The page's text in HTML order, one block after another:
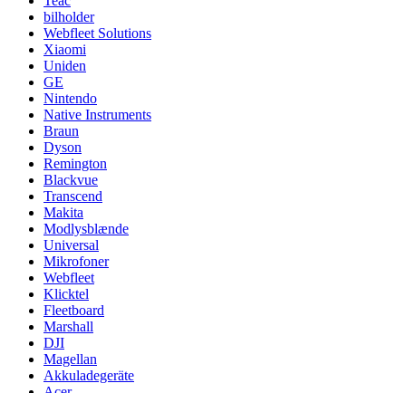
bilholder
Webfleet Solutions
Xiaomi
Uniden
GE
Nintendo
Native Instruments
Braun
Dyson
Remington
Blackvue
Transcend
Makita
Modlysblænde
Universal
Mikrofoner
Webfleet
Klicktel
Fleetboard
Marshall
DJI
Magellan
Akkuladegeräte